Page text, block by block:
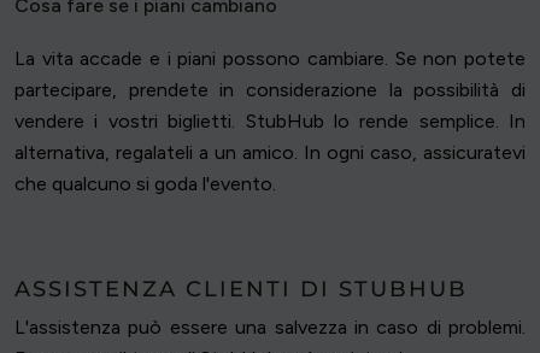
Cosa fare se i piani cambiano
La vita accade e i piani possono cambiare. Se non potete
partecipare, prendete in considerazione la possibilità di
vendere i vostri biglietti. StubHub lo rende semplice. In
alternativa, regalateli a un amico. In ogni caso, assicuratevi
che qualcuno si goda l'evento.
ASSISTENZA CLIENTI DI STUBHUB
L'assistenza può essere una salvezza in caso di problemi.